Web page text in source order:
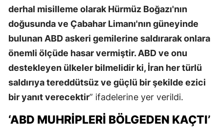
derhal misilleme olarak Hürmüz Boğazı'nın
doğusunda ve Çabahar Limanı'nın güneyinde
bulunan ABD askeri gemilerine saldırarak onlara
önemli ölçüde hasar vermiştir. ABD ve onu
destekleyen ülkeler bilmelidir ki, İran her türlü
saldırıya tereddütsüz ve güçlü bir şekilde ezici
bir yanıt verecektir” ifadelerine yer verildi.
‘ABD MUHRİPLERİ BÖLGEDEN KAÇTI’